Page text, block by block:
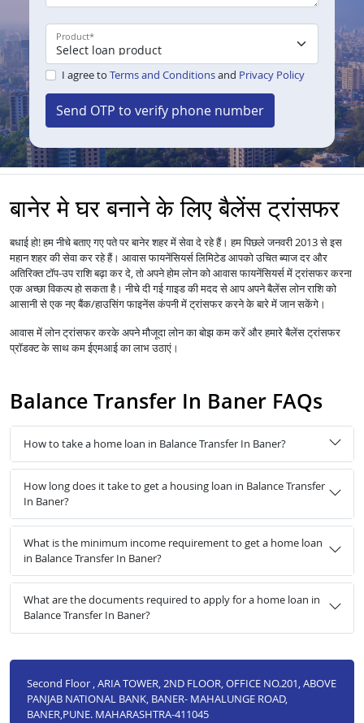
Product*
I agree to Terms and Conditionsand Privacy Policy
Send OTP to verify phone number
बानेर मे घर बनाने के लिए बैलेंस ट्रांसफर
बधाई हो! हम नीचे बताए गए पते पर बानेर शहर में सेवा दे रहे हैं। हम पिछले जनवरी 2013 से इस
महान शहर की सेवा कर रहे हैं। आवास फायनेंसियर्स लिमिटेड आपको उचित ब्याज दर और
अतिरिक्त टॉप-उप राशि बढ़ा कर दे, तो अपने होम लोन को आवास फायनेंसियर्स में ट्रांसफर करना
एक अच्छा विकल्प हो सकता है। नीचे दी गई गाइड की मदद से आप अपने बैलेंस लोन राशि को
आसानी से एक नए बैंक/हाउसिंग फाइनेंस कंपनी में ट्रांसफर करने के बारे में जान सकेंगे।
आवास मेंलोनट्रांसफर करके अपने मौजूदा लोन का बोझ कम करें और हमारे बैलेंस ट्रांसफर
प्रॉडक्ट के साथ कम ईएमआई का लाभ उठाएं।
Balance Transfer In Baner FAQs
How to take a home loan in Balance Transfer In Baner?
How long does it take to get a housing loan in Balance Transfer
In Baner?
What is the minimum income requirement to get a home loan
in Balance Transfer In Baner?
What are the documents required to apply for a home loan in
Balance Transfer In Baner?
Second Floor , ARIA TOWER, 2ND FLOOR, OFFICE NO.201, ABOVE
PANJAB NATIONAL BANK, BANER- MAHALUNGE ROAD,
BANER,PUNE. MAHARASHTRA-411045